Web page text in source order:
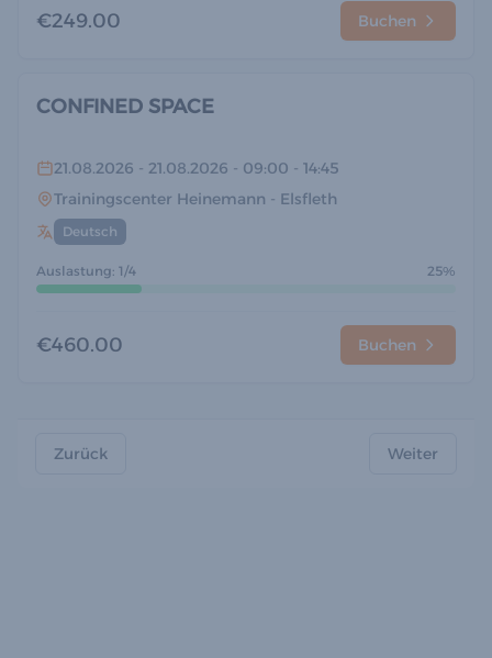
€249.00 Buchen
CONFINED SPACE
21.08.2026 - 21.08.2026 - 09:00 - 14:45
Trainingscenter Heinemann - Elsfleth
Deutsch
Auslastung: 1/4 25%
€460.00 Buchen
Zurück Weiter